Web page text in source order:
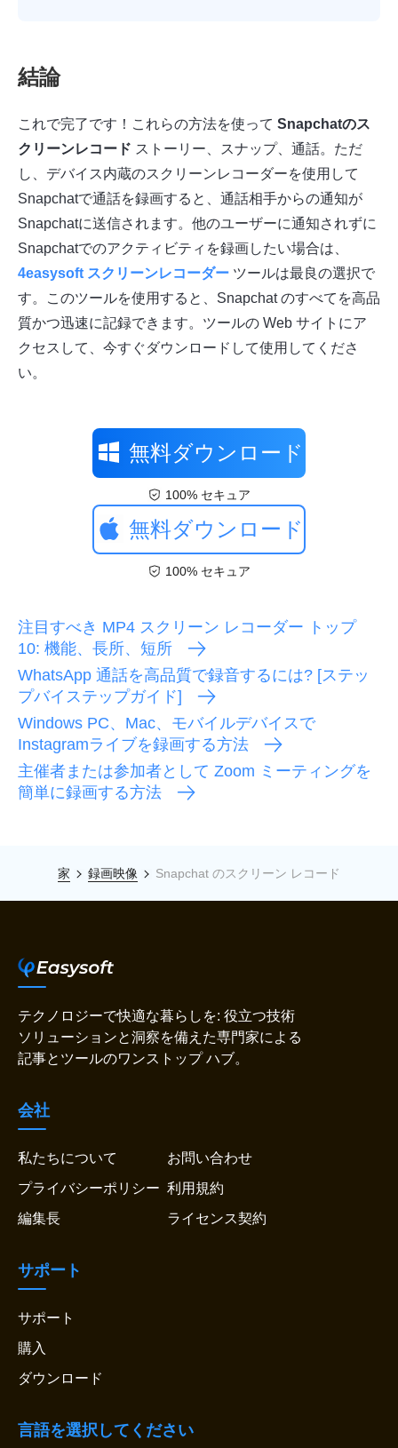
結論
これで完了です！これらの方法を使って Snapchatのス
クリーンレコード ストーリー、スナップ、通話。ただ
し、デバイス内蔵のスクリーンレコーダーを使用して
Snapchatで通話を録画すると、通話相手からの通知が
Snapchatに送信されます。他のユーザーに通知されずに
Snapchatでのアクティビティを録画したい場合は、
4easysoft スクリーンレコーダー ツールは最良の選択で
す。このツールを使用すると、Snapchat のすべてを高品
質かつ迅速に記録できます。ツールの Web サイトにア
クセスして、今すぐダウンロードして使用してくださ
い。
無料ダウンロード
100% セキュア
無料ダウンロード
100% セキュア
注目すべき MP4 スクリーン レコーダー トップ
10: 機能、長所、短所
WhatsApp 通話を高品質で録音するには? [ステッ
プバイステップガイド]
Windows PC、Mac、モバイルデバイスで
Instagramライブを録画する方法
主催者または参加者として Zoom ミーティングを
簡単に録画する方法
家 録画映像 Snapchat のスクリーン レコード
テクノロジーで快適な暮らしを: 役立つ技術
ソリューションと洞察を備えた専門家による
記事とツールのワンストップ ハブ。
会社
私たちについて
お問い合わせ
プライバシーポリシー 利用規約
編集長
ライセンス契約
サポート
サポート
購入
ダウンロード
言語を選択してください